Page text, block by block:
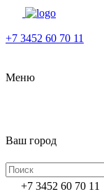
+7 3452 60 70 11
Меню
Ваш город
+7 3452 60 70 11